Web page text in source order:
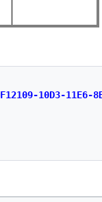
10D3-11E6-